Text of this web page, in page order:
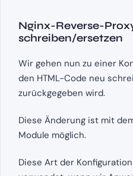
Nginx-Reverse-
schreiben/ersetzen
Wir gehen nun zu einer
den HTML-Code neu
zurückgegeben wird.
Diese Änderung ist mit
Module möglich.
Diese Art der